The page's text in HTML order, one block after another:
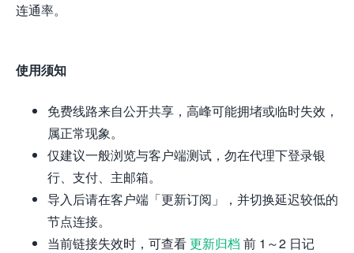
连通率。
使用须知
免费线路来自公开共享，高峰可能拥堵或临时失效，
属正常现象。
仅建议一般浏览与客户端测试，勿在代理下登录银
行、支付、主邮箱。
导入后请在客户端「更新订阅」，并切换延迟较低的
节点连接。
当前链接失效时，可查看更新归档 前 1～2 日记